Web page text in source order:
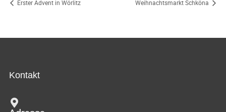
Erster Advent in Wörlitz Weihnachtsmarkt Schköna
Kontakt